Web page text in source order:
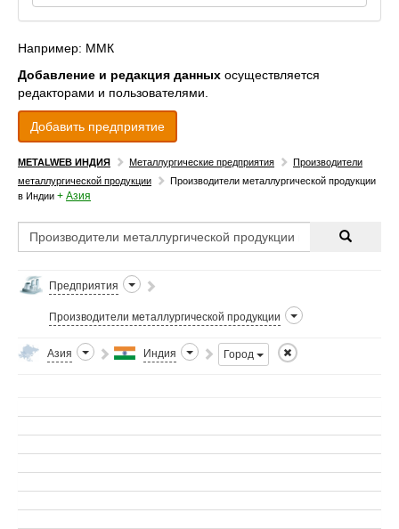
Например: ММК
Добавление и редакция данных осуществляется
редакторами и пользователями.
Добавить предприятие
METALWEB ИНДИЯ Металлургические предприятия
Производители
металлургической продукции
Производители металлургической продукции
в Индии + Азия
Предприятия
Производители металлургической продукции
Азия Индия Город